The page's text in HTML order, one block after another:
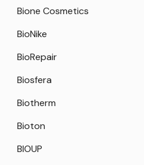
Bione Cosmetics
BioNike
BioRepair
Biosfera
Biotherm
Bioton
BIOUP